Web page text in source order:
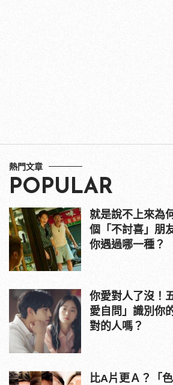
熱門文章
POPULAR
就是說不上來為
個「不討喜」朋
你遇過哪一種？
你愛對人了沒！
愛自問」識別你
對的人嗎？
比A片更Ａ？「色